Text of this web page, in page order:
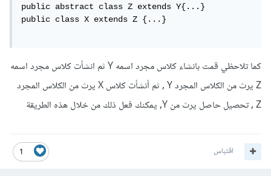
public abstract class Z extends Y{...}
public class X extends Z {...}
كما تلاحظي قمت بانشاء كلاس مجرد اسمه Y ثم انشأت كلاس مجرد اسمه
Z يرث من الكلاس المجرد Y , ثم أنشأت كلاس X يرث من الكلاس المجرد
Z , تحصيل حاصل يرث من Y, يمكنك فعل ذلك من خلال هذه الطريقة
1 اقتباس